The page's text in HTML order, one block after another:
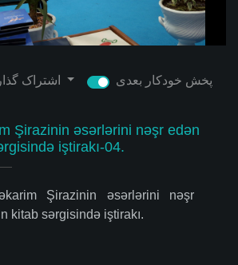
Video
پخش خودکار بعدی
Şirazinin əsərlərini nəşr edən
iştirakı-04.
Şirazinin əsərlərini nəşr
kitab sərgisində iştirakı.